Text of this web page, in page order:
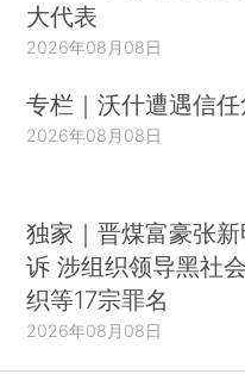
大代表
2026年08月08日
专栏｜沃什遭遇信
2026年08月08日
独家｜晋煤富豪张
诉 涉组织领导黑社
织等17宗罪名
2026年08月08日